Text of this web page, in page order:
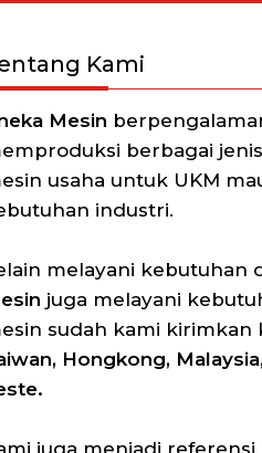
Kami
Mesin
berbagai
usaha untuk UKM
industri.
melayani kebutuhan
juga melayani
sudah kami kirimkan
Hongkong,